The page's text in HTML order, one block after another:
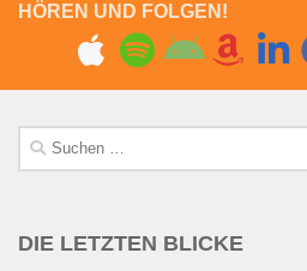
HÖREN UND FOLGEN!
Suchen
nach:
DIE LETZTEN BLICKE